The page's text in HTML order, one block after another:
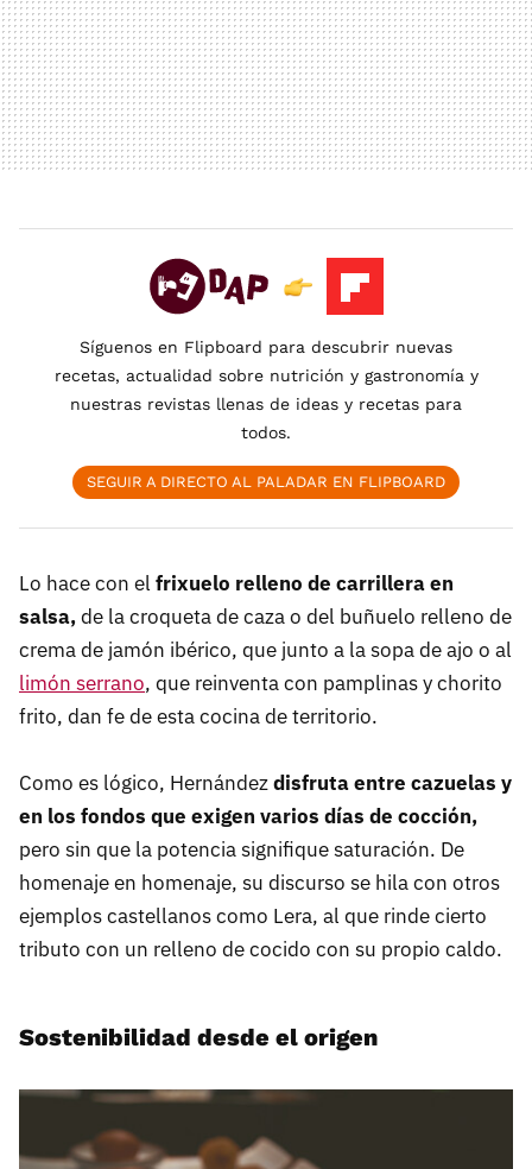
Síguenos en Flipboard para descubrir nuevas
recetas, actualidad sobre nutrición y gastronomía y
nuestras revistas llenas de ideas y recetas para
todos.
SEGUIR A DIRECTO AL PALADAR EN FLIPBOARD
Lo hace con el frixuelo relleno de carrillera en
salsa,de la croqueta de caza o del buñuelo relleno de
crema de jamón ibérico, que junto a la sopa de ajo o al
limón serrano, que reinventa con pamplinas y chorito
frito, dan fe de esta cocina de territorio.
Como es lógico, Hernándezdisfruta entre cazuelas y
en los fondos que exigen varios días de cocción,
pero sin que la potencia signifique saturación. De
homenaje en homenaje, su discurso se hila con otros
ejemplos castellanos como Lera, al que rinde cierto
tributo con un relleno de cocido con su propio caldo.
Sostenibilidad desde el origen